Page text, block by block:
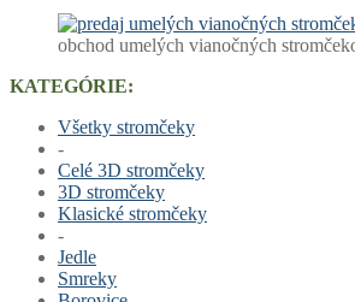
obchod umelých vianočných
KATEGÓRIE:
Všetky stromčeky
-
Celé 3D stromčeky
3D stromčeky
Klasické stromčeky
-
Jedle
Smreky